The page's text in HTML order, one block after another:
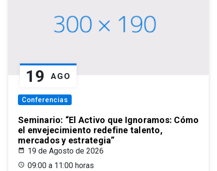
19 AGO
Conferencias
Seminario: “El Activo que Ignoramos: Cómo
el envejecimiento redefine talento,
mercados y estrategia”
19 de Agosto de 2026
09:00 a 11:00 horas